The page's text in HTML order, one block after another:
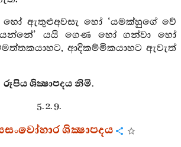
හෝ ඇතුළුඅවසැ හෝ ‘යමක්හුගේ වේ
යයි ගෙණ හෝ ගන්වා හෝ
ආදිකම්මිකයාහට ඇවැත්
රූපිය ශික්‍ෂාපදය නිමි.
5. 2. 9.
ශික්‍ෂාපදය